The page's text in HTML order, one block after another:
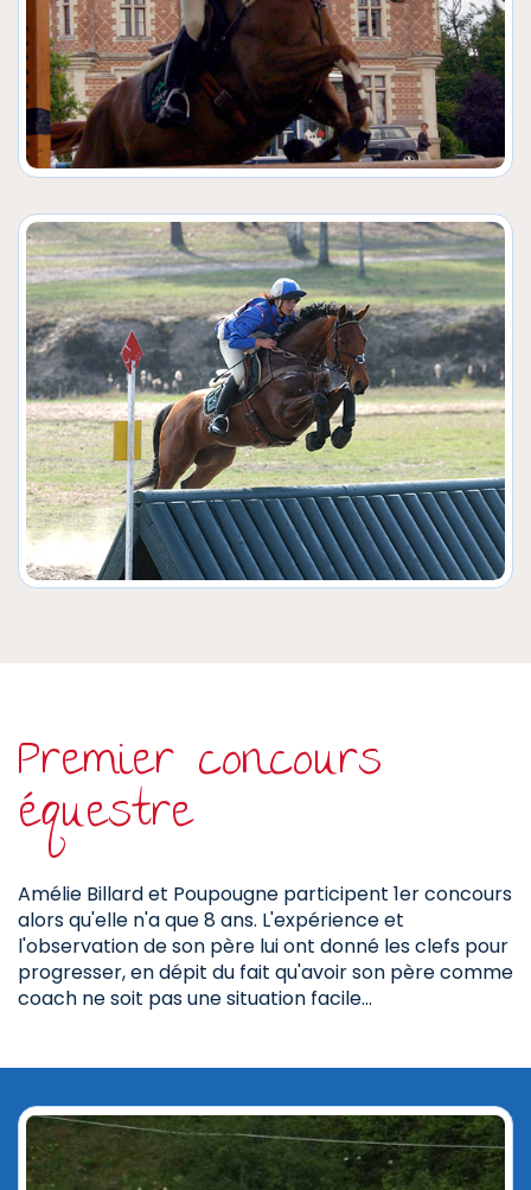
Premier concours
équestre
Amélie Billard et Poupougne participent 1er concours
alors qu'elle n'a que 8 ans. L'expérience et
l'observation de son père lui ont donné les clefs pour
progresser, en dépit du fait qu'avoir son père comme
coach ne soit pas une situation facile...
Précédent